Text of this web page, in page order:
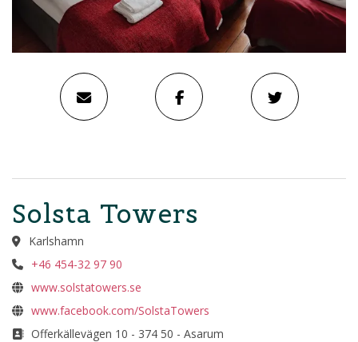
Solsta Towers
Karlshamn
+46 454-32 97 90
www.solstatowers.se
www.facebook.com/SolstaTowers
Offerkällevägen 10 - 374 50 - Asarum